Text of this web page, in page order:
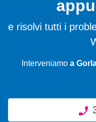
e risolvi tutti i
Interveniamo a